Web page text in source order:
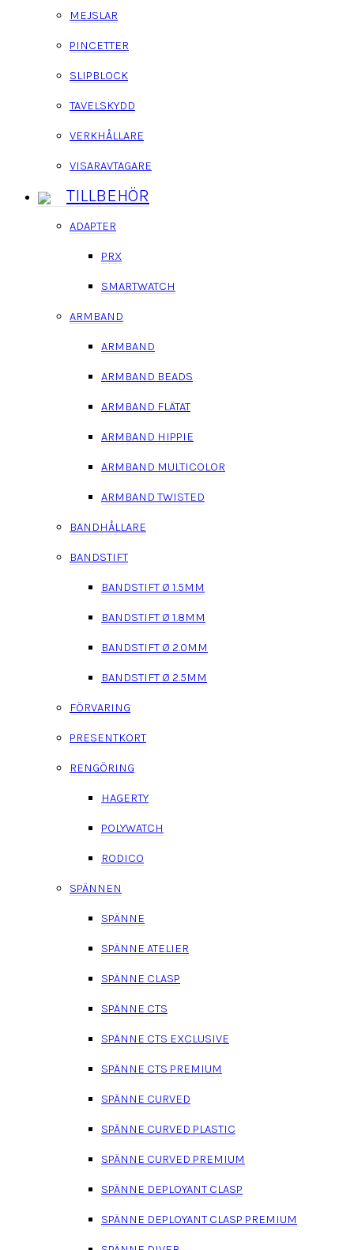
MEJSLAR
PINCETTER
SLIPBLOCK
TAVELSKYDD
VERKHÅLLARE
VISARAVTAGARE
TILLBEHÖR
ADAPTER
PRX
SMARTWATCH
ARMBAND
ARMBAND
ARMBAND BEADS
ARMBAND FLÄTAT
ARMBAND HIPPIE
ARMBAND MULTICOLOR
ARMBAND TWISTED
BANDHÅLLARE
BANDSTIFT
BANDSTIFT Ø 1.5MM
BANDSTIFT Ø 1.8MM
BANDSTIFT Ø 2.0MM
BANDSTIFT Ø 2.5MM
FÖRVARING
PRESENTKORT
RENGÖRING
HAGERTY
POLYWATCH
RODICO
SPÄNNEN
SPÄNNE
SPÄNNE ATELIER
SPÄNNE CLASP
SPÄNNE CTS
SPÄNNE CTS EXCLUSIVE
SPÄNNE CTS PREMIUM
SPÄNNE CURVED
SPÄNNE CURVED PLASTIC
SPÄNNE CURVED PREMIUM
SPÄNNE DEPLOYANT CLASP
SPÄNNE DEPLOYANT CLASP PREMIUM